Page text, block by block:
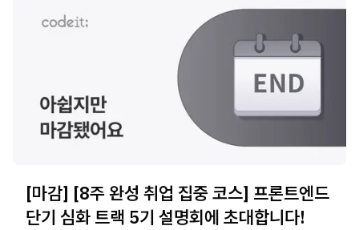
[마감] [8주 완성 취업 집중 코스] 프론트엔드
단기 심화 트랙 5기 설명회에 초대합니다!